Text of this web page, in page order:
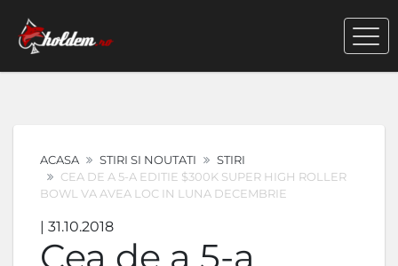
ACASA STIRI SI NOUTATI
STIRI
CEA DE A 5-A EDITIE $300K SUPER HIGH ROLLER
BOWL VA AVEA LOC IN LUNA DECEMBRIE
| 31.10.2018
Cea de a 5-a